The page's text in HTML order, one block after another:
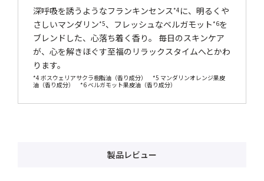
深呼吸を誘うようなフランキンセンス*4 に、明るくや
さしいマンダリン*5、フレッシュなベルガモット*6を
ブレンドした、心落ち着く香り。 毎日のスキンケア
が、心を解きほぐす至福のリラックスタイムへとかわ
ります。
*4 ボスウェリアサクラ樹脂油（香り成分） *5 マンダリンオレンジ果皮
油（香り成分） *6 ベルガモット果皮油（香り成分）
製品レビュー